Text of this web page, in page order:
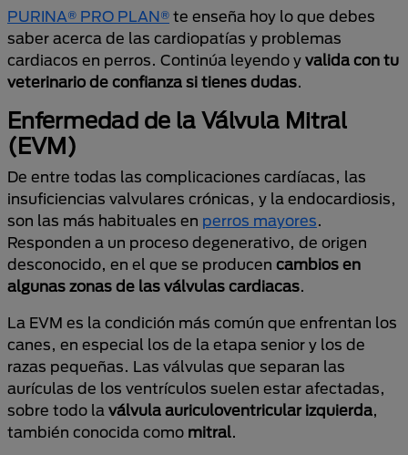
PURINA® PRO PLAN® te enseña hoy lo que debes
saber acerca de las cardiopatías y problemas
cardiacos en perros. Continúa leyendo y valida con tu
veterinario de confianza si tienes dudas.
Enfermedad de la Válvula Mitral
(EVM)
De entre todas las complicaciones cardíacas, las
insuficiencias valvulares crónicas, y la endocardiosis,
son las más habituales en perros mayores.
Responden a un proceso degenerativo, de origen
desconocido, en el que se producen cambios en
algunas zonas de las válvulas cardiacas.
La EVM es la condición más común que enfrentan los
canes, en especial los de la etapa senior y los de
razas pequeñas. Las válvulas que separan las
aurículas de los ventrículos suelen estar afectadas,
sobre todo la válvula auriculoventricular izquierda,
también conocida como mitral.